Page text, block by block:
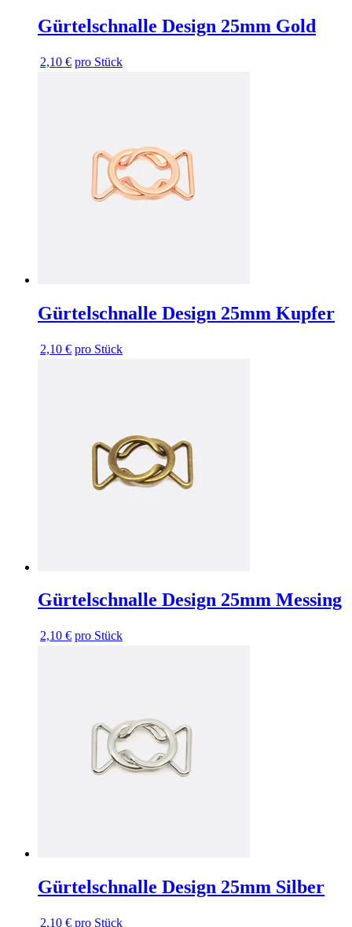
Gürtelschnalle Design 25mm Gold
2,10 € pro Stück
Gürtelschnalle Design 25mm Kupfer
2,10 € pro Stück
Gürtelschnalle Design 25mm Messing
2,10 € pro Stück
Gürtelschnalle Design 25mm Silber
2,10 € pro Stück